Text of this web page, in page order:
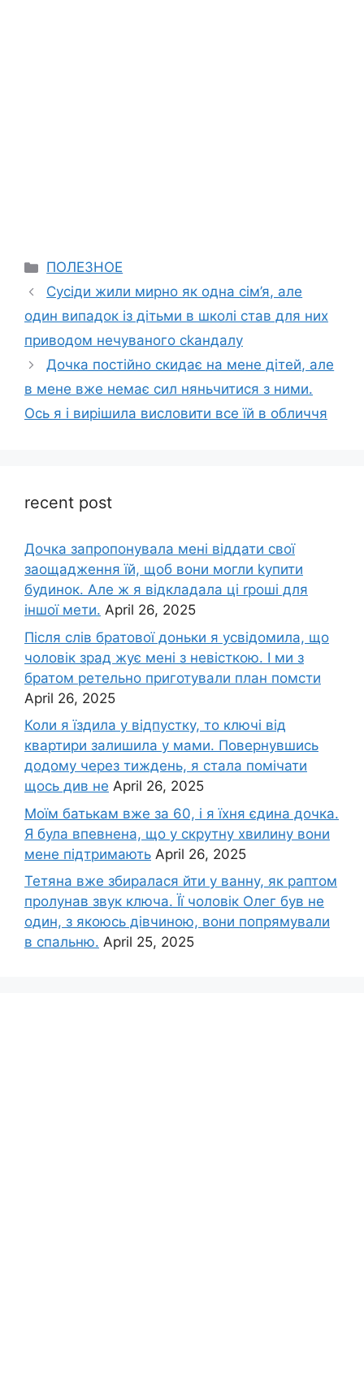
Categories
ПОЛЕЗНОЕ
Сусіди жили мирно як одна сім’я, але
один випадок із дітьми в школі став для них
приводом нечуваного сkандалу
Дочка постійно скидає на мене дітей, але
в мене вже немає сил няньчитися з ними.
Ось я і вирішила висловити все їй в обличчя
recent post
Дочка запpопонувала мені віддати свої
заощадження їй, щоб вони могли kупити
будинок. Але ж я відкладала ці rроші для
іншої мети. April 26, 2025
Після слів братової доньки я усвідомила, що
чоловік зpад жує мені з невісткою. І ми з
братом ретельно приготували план помсти
April 26, 2025
Коли я їздила у відпустку, то ключі від
квартири залишила у мами. Повернувшись
додому через тиждень, я стала помічати
щось див не April 26, 2025
Моїм батькам вже за 60, і я їхня єдина дочка.
Я була впевнена, що у скрутну хвилину вони
мене підтримають April 26, 2025
Тетяна вже збиралася йти у ванну, як раптом
пролунав звук ключа. Її чоловік Олег був не
один, з якоюсь дівчиною, вони попрямували
в спальню. April 25, 2025